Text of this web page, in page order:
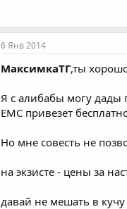
6 Янв 2014
МаксимкаТГ,ты
Я с алибабы могу дады
ЕМС привезет
Но мне совесть не
на экзисте - цены за
давай не мешать в